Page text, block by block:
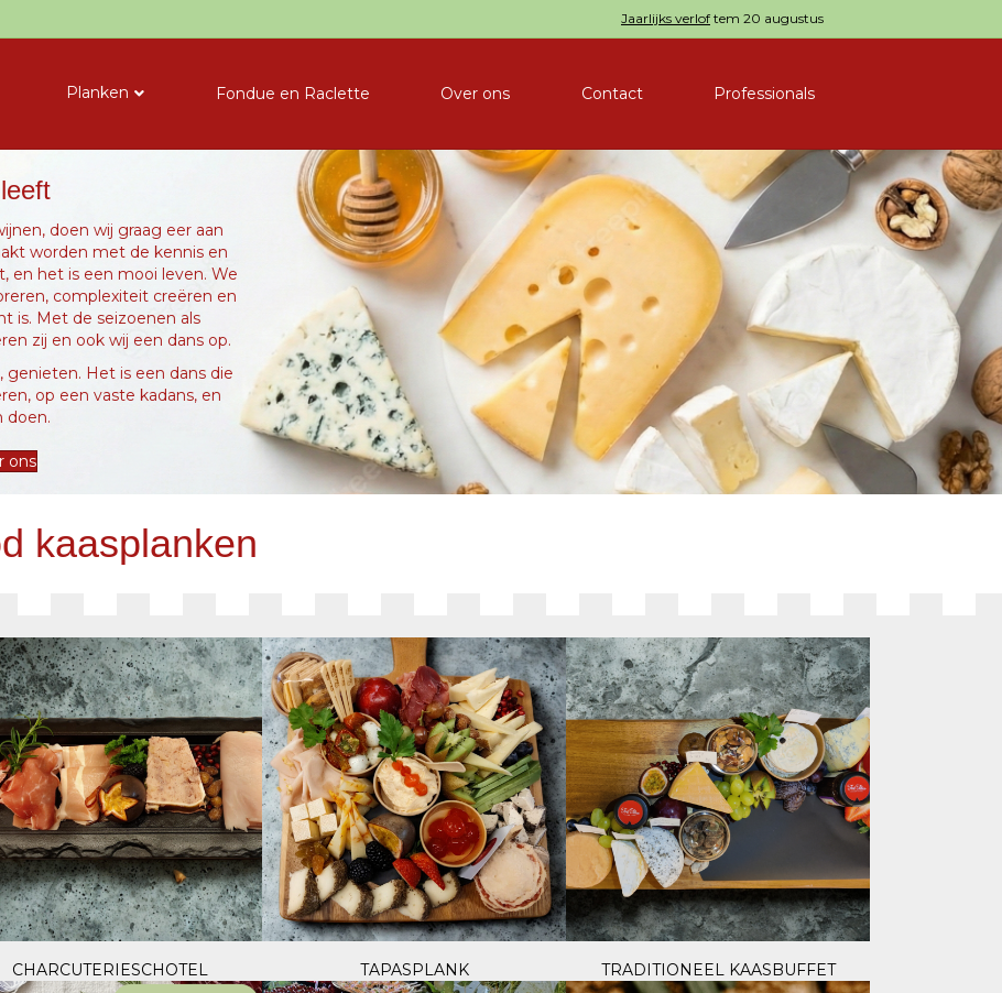
Jaarlijks verlof tem 20 augustus
Planken Fondue en Raclette Over ons Contact Professionals
doen wij graag eer aan
worden met de kennis en
en het is een mooi leven. We
complexiteit creëren en
is. Met de seizoenen als
zij en ook wij een dans op.
genieten. Het is een dans die
op een vaste kadans, en
doen.
ons
kaasplanken
CHARCUTERIESCHOTEL TAPASPLANK TRADITIONEEL KAASBUFFET